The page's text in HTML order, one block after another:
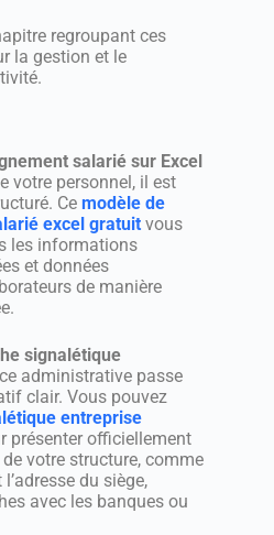
regroupant ces
la gestion et le
salarié sur Excel
votre personnel, il est
Ce modèle de
excel gratuit vous
les informations
et données
de manière
signalétique
administrative passe
clair. Vous pouvez
entreprise
présenter officiellement
votre structure, comme
du siège,
avec les banques ou